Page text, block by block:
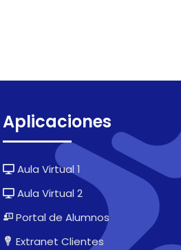
Aplicaciones
Aula Virtual 1
Aula Virtual 2
Portal de Alumnos
Extranet Clientes